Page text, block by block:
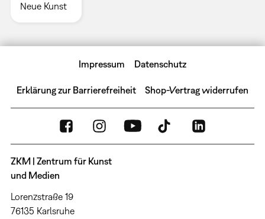
Neue Kunst
Impressum Datenschutz
Erklärung zur Barrierefreiheit Shop-Vertrag widerrufen
ZKM | Zentrum für Kunst
und Medien
Lorenzstraße 19
76135 Karlsruhe